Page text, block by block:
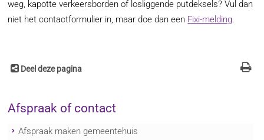
weg, kapotte verkeersborden of losliggende putdeksels? Vul dan
niet het contactformulier in, maar doe dan een Fixi-melding.
Deel deze pagina
Afspraak of contact
Afspraak maken gemeentehuis